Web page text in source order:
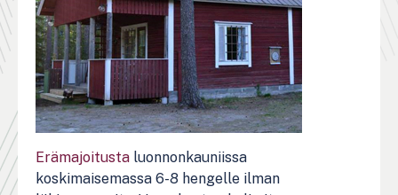
Erämajoitusta luonnonkauniissa
koskimaisemassa 6-8 hengelle ilman